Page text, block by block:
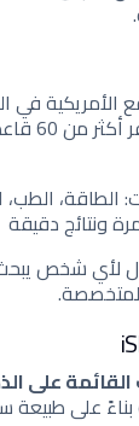
الأمريكية في
حكوميًا
الطب،
ونتائج دقيقة
لأي شخص
على
على طبيعة